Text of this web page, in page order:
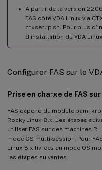
À partir de la version
FAS côté VDA Linux via
ctxsetup.sh. Pour plus
d’installation du VDA
Configurer FAS sur le
Prise en charge de FAS
FAS dépend du module
Rocky Linux 8.x. Les étapes
utiliser FAS sur des machines
mode OS multi-session. Pour
Linux 8.x livrées en mode OS
les étapes suivantes.